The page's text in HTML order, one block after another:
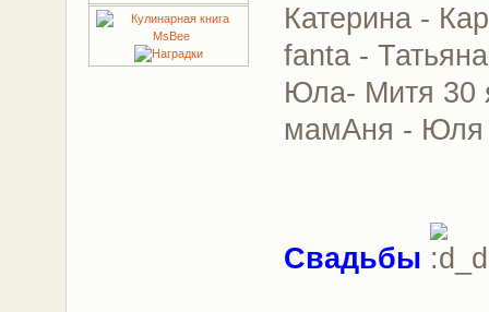
Катерина -
fanta -
Юла- Митя 30
мамАня - Юля
Свадьбы